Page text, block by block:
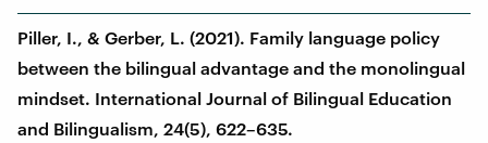
Piller, I., & Gerber, L. (2021). Family language policy
between the bilingual advantage and the monolingual
mindset. International Journal of Bilingual Education
and Bilingualism, 24(5), 622–635.